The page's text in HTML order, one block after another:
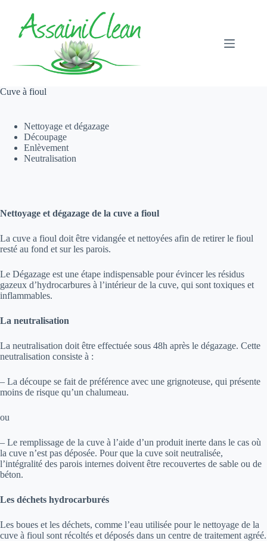
contenu
Cuve à fioul
Nettoyage et dégazage
Découpage
Enlèvement
Neutralisation
Nettoyage et dégazage de la cuve a fioul
La cuve a fioul doit être vidangée et nettoyées afin de retirer le fioul
resté au fond et sur les parois.
Le Dégazage est une étape indispensable pour évincer les résidus
gazeux d’hydrocarbures à l’intérieur de la cuve, qui sont toxiques et
inflammables.
La neutralisation
La neutralisation doit être effectuée sous 48h après le dégazage. Cette
neutralisation consiste à :
– La découpe se fait de préférence avec une grignoteuse, qui présente
moins de risque qu’un chalumeau.
ou
– Le remplissage de la cuve à l’aide d’un produit inerte dans le cas où
la cuve n’est pas déposée. Pour que la cuve soit neutralisée,
l’intégralité des parois internes doivent être recouvertes de sable ou de
béton.
Les déchets hydrocarburés
Les boues et les déchets, comme l’eau utilisée pour le nettoyage de la
cuve à fioul sont récoltés et déposés dans un centre de traitement agréé.